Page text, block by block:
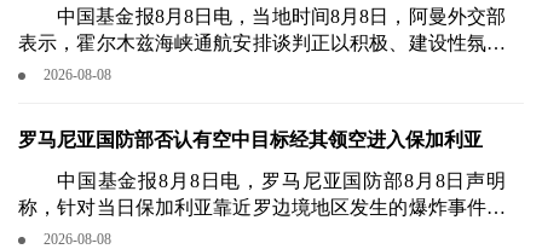
中国基金报8月8日电，当地时间8月8日，阿曼外交部
表示，霍尔木兹海峡通航安排谈判正以积极、建设性氛围
持续推进，已达成兼顾多方利益的阶段性成果。
2026-08-08
罗马尼亚国防部否认有空中目标经其领空进入保加利亚
中国基金报8月8日电，罗马尼亚国防部8月8日声明
称，针对当日保加利亚靠近罗边境地区发生的爆炸事件，
其雷达系统未监测到任何飞行器穿越本国领空进入保加利
2026-08-08